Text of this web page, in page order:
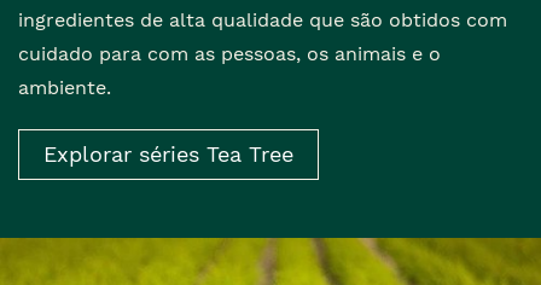
ingredientes de alta qualidade que são obtidos com
cuidado para com as pessoas, os animais e o
ambiente.
Explorar séries Tea Tree